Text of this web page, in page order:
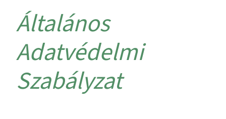
Általános
Adatvédelmi
Szabályzat